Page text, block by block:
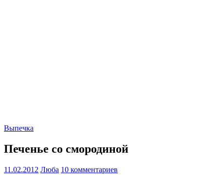
Выпечка
Печенье со смородиной
11.02.2012 Люба 10 комментариев